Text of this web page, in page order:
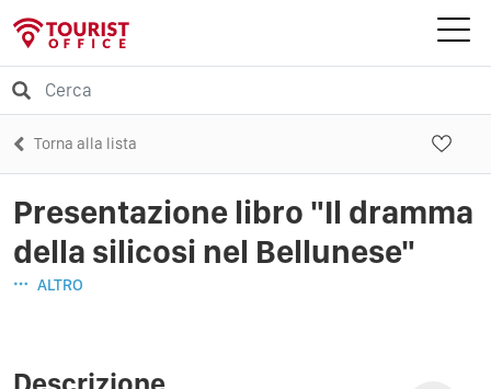
Torna alla lista
Presentazione libro "Il dramma
della silicosi nel Bellunese"
ALTRO